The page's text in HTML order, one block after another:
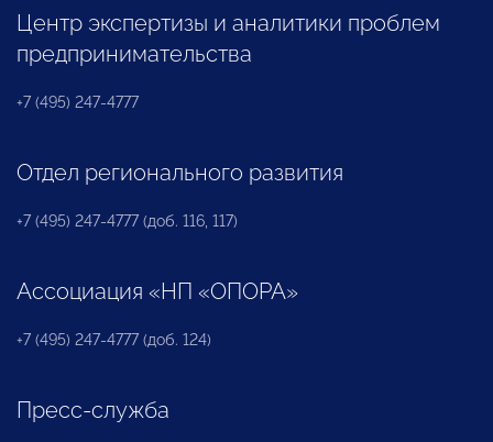
Центр экспертизы и аналитики проблем
предпринимательства
+7 (495) 247-4777
Отдел регионального развития
+7 (495) 247-4777 (доб. 116, 117)
Ассоциация «НП «ОПОРА»
+7 (495) 247-4777 (доб. 124)
Пресс-служба